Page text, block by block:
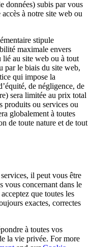
données) subis par vous
à notre site web ou
stipule
maximale envers
lié au site web ou à tout
par le biais du site web,
qui impose la
de négligence, de
sera limitée au prix total
produits ou services ou
globalement à toutes
de toute nature et de tout
il peut vous être
vous concernant dans le
que toutes les
exactes, correctes
à toutes vos
la vie privée. For more